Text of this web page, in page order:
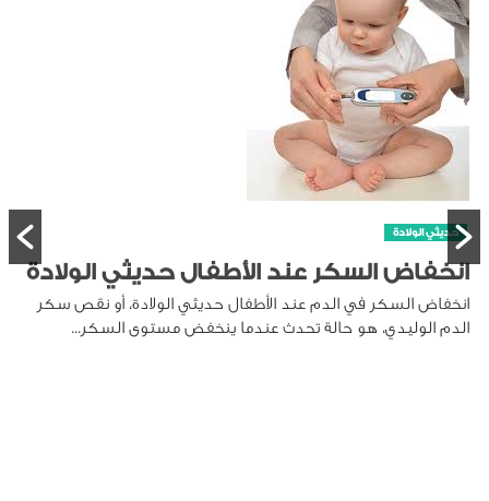
حديثي الولادة
انخفاض السكر عند الأطفال حديثي الولادة
انخفاض السكر في الدم عند الأطفال حديثي الولادة، أو نقص سكر
الدم الوليدي، هو حالة تحدث عندما ينخفض مستوى السكر...